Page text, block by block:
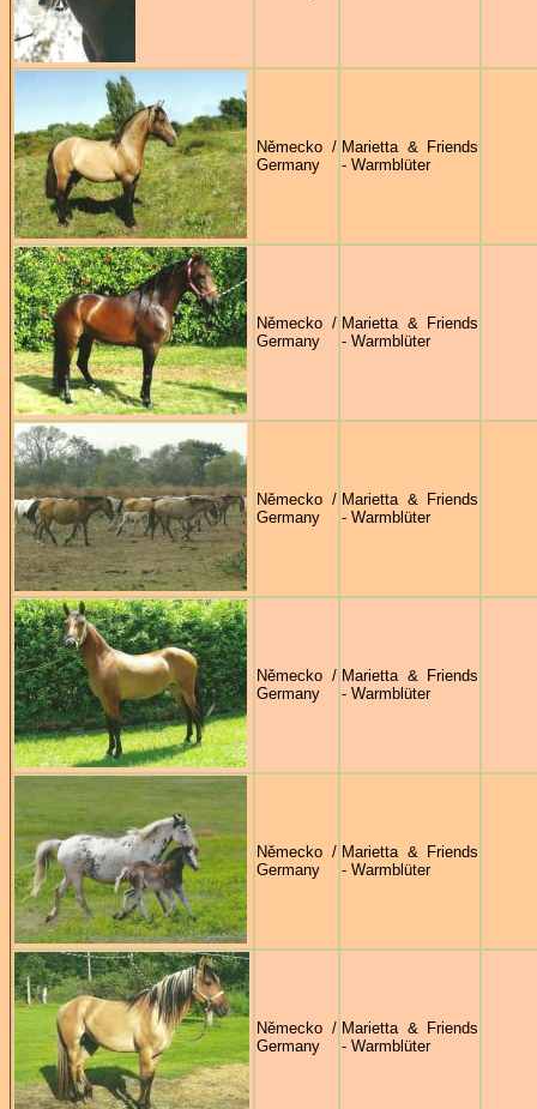
Německo /
Germany
Marietta & Friends
- Warmblüter
Německo /
Germany
Marietta & Friends
- Warmblüter
Německo /
Germany
Marietta & Friends
- Warmblüter
Německo /
Germany
Marietta & Friends
- Warmblüter
Německo /
Germany
Marietta & Friends
- Warmblüter
Německo /
Germany
Marietta & Friends
- Warmblüter